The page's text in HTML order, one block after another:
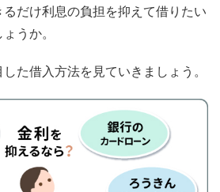
だけ利息の負担を抑えて借りたい
うか。
た借入方法を見ていきましょう。